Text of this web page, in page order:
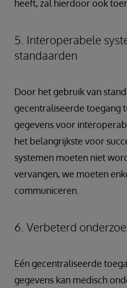
heeft, zal hierdoor ook
5. Interoperabele
standaarden
Door het gebruik van
gecentraliseerde toegang
gegevens voor
het belangrijkste voor
systemen moeten niet
vervangen, we moeten
communiceren.
6. Verbeterd
Eén gecentraliseerde
gegevens kan medisch